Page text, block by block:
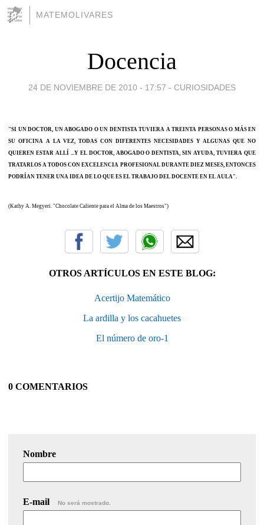
MATEMOLIVARES
Docencia
24 DE NOVIEMBRE DE 2010 - 17:57 - CURIOSIDADES
"SI UN DOCTOR, UN ABOGADO O UN DENTISTA TUVIERA A TREINTA PERSONAS O MÁS EN
SU OFICINA A LA VEZ, TODAS CON DIFERENTES NECESIDADES Y ALGUNAS QUE NO
QUIEREN ESTAR ALLÍ ...Y EL DOCTOR, ABOGADO O DENTISTA, SIN AYUDA, TUVIERA QUE
TRATARLOS A TODOS CON EXCELENCIA PROFESIONAL DURANTE DIEZ MESES, ENTONCES
PODRÍAN TENER UNA IDEA DE LO QUE ES EL TRABAJO DEL DOCENTE EN EL AULA".
(Kathy A. Megyeri. "Chocolate Caliente para el Alma de los Maestros")
OTROS ARTÍCULOS EN ESTE BLOG:
Acertijo Matemático
La ardilla y los cacahuetes
El número de oro-1
0 COMENTARIOS
Nombre
E-mail No será mostrado.